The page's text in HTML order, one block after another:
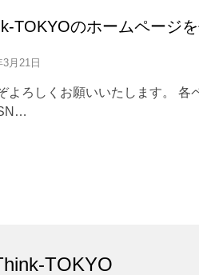
TOKYOのホームページ
3月21日
よろしくお願いいたします。 各
TOKYO